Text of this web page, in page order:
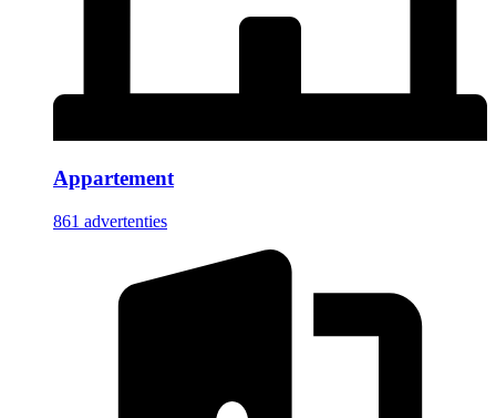
Appartement
861 advertenties